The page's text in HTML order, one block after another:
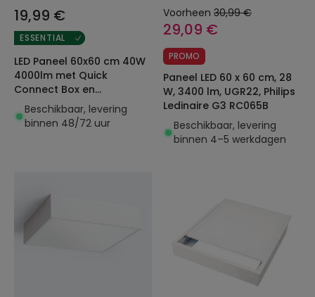
19,99 €
ESSENTIAL
LED Paneel 60x60 cm 40W
4000lm met Quick
Connect Box en
Veiligheidskabel
Beschikbaar, levering
binnen 48/72 uur
Voorheen 30,99 €
29,09 €
PROMO
Paneel LED 60 x 60 cm, 28
W, 3400 lm, UGR22, Philips
Ledinaire G3 RC065B
Beschikbaar, levering
binnen 4–5 werkdagen